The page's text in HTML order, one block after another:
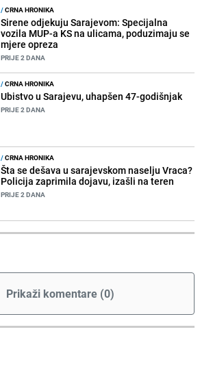
/CRNA HRONIKA
Sirene odjekuju Sarajevom: Specijalna
vozila MUP-a KS na ulicama, poduzimaju se
mjere opreza
PRIJE 2 DANA
/CRNA HRONIKA
Ubistvo u Sarajevu, uhapšen 47-godišnjak
PRIJE 2 DANA
/CRNA HRONIKA
Šta se dešava u sarajevskom naselju Vraca?
Policija zaprimila dojavu, izašli na teren
PRIJE 2 DANA
Prikaži komentare (0)